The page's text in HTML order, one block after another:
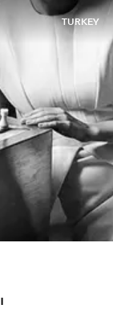
TURKEY